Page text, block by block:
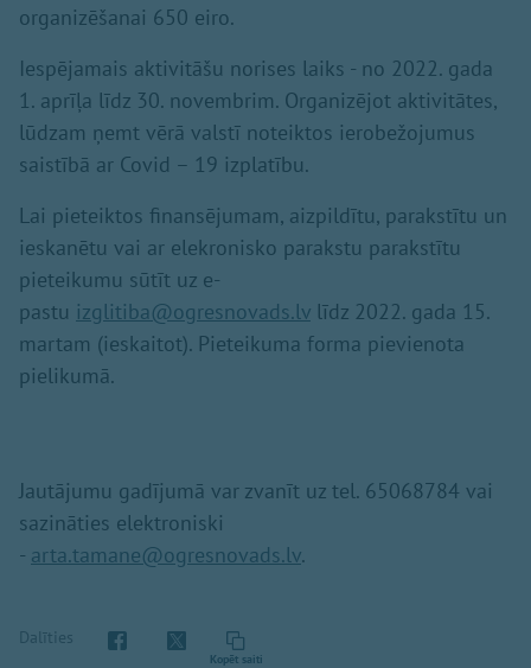
organizēšanai 650 eiro.
Iespējamais aktivitāšu norises laiks - no 2022. gada
1. aprīļa līdz 30. novembrim. Organizējot aktivitātes,
lūdzam ņemt vērā valstī noteiktos ierobežojumus
saistībā ar Covid – 19 izplatību.
Lai pieteiktos finansējumam, aizpildītu, parakstītu un
ieskanētu vai ar elekronisko parakstu parakstītu
pieteikumu sūtīt uz e-
pastu izglitiba@ogresnovads.lv līdz 2022. gada 15.
martam (ieskaitot). Pieteikuma forma pievienota
pielikumā.
Jautājumu gadījumā var zvanīt uz tel. 65068784 vai
sazināties elektroniski
- arta.tamane@ogresnovads.lv.
Dalīties
Kopēt saiti